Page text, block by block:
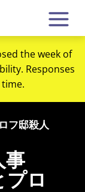
the week of
Responses
フ邸殺人
事
プロ